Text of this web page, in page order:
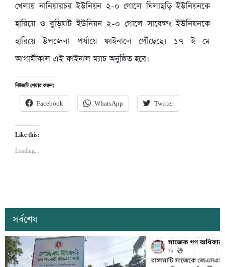
খেলায় নানিয়ারচর ইউনিয়ন ২-০ গোলে ঘিলাছড়ি ইউনিয়নকে
হারিয়ে ও বুড়িঘাট ইউনিয়ন ২-০ গোলে সাবেক্ষং ইউনিয়নকে
হারিয়ে উপজেলা পর্যায়ে ফাইনালে পৌঁছেছে। ১৭ ই মে
আগামীকাল এই ফাইনাল ম্যাচ অনুষ্ঠিত হবে।
নিউজটি শেয়ার করুনঃ
Facebook WhatsApp Twitter
Like this:
Loading...
সর্বশেষ